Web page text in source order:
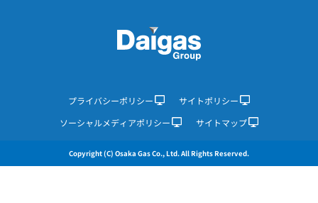
企業情報
業務用・産業用のお客さま
プレスリリース
プライバシーポリシー
サイトポリシー
ソーシャルメディアポリシー
サイトマップ
Copyright (C) Osaka Gas Co., Ltd. All Rights Reserved.